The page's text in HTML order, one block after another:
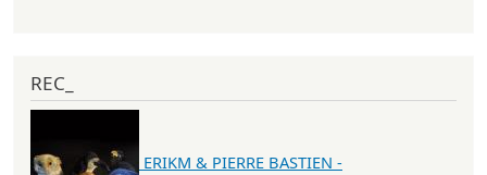
REC_
ERIKM & PIERRE BASTIEN -